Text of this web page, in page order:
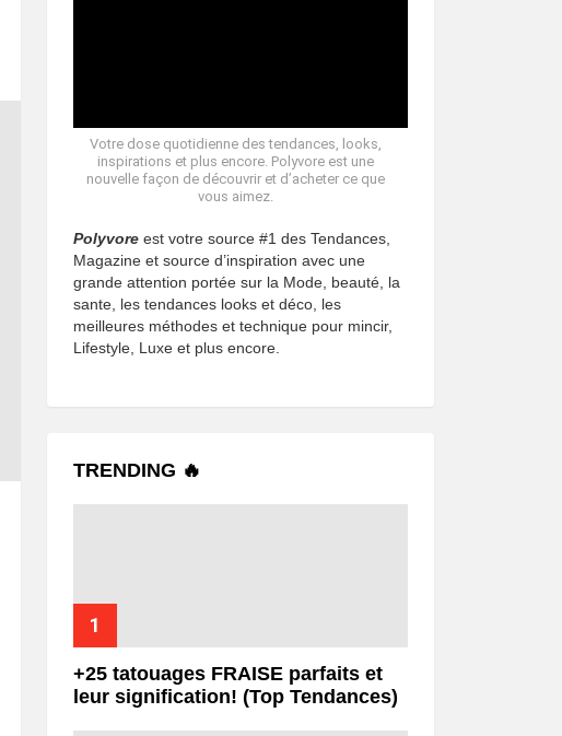
Votre dose quotidienne des tendances, looks,
inspirations et plus encore. Polyvore est une
nouvelle façon de découvrir et d’acheter ce que
vous aimez.
Polyvore est votre source #1 des Tendances,
Magazine et source d’inspiration avec une
grande attention portée sur la Mode, beauté, la
sante, les tendances looks et déco, les
meilleures méthodes et technique pour mincir,
Lifestyle, Luxe et plus encore.
TRENDING 🔥
+25 tatouages ​​FRAISE parfaits et
leur signification! (Top Tendances)